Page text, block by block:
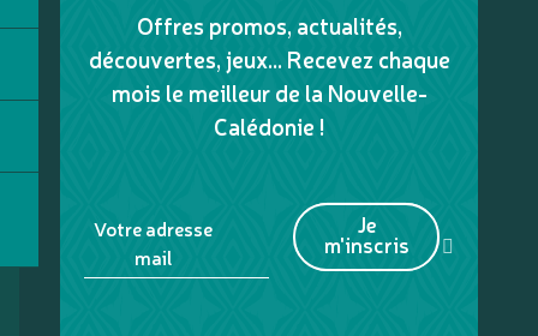
Offres promos, actualités,
découvertes, jeux... Recevez chaque
mois le meilleur de la Nouvelle-
Calédonie !
Votre adresse
mail
Je
m'inscris